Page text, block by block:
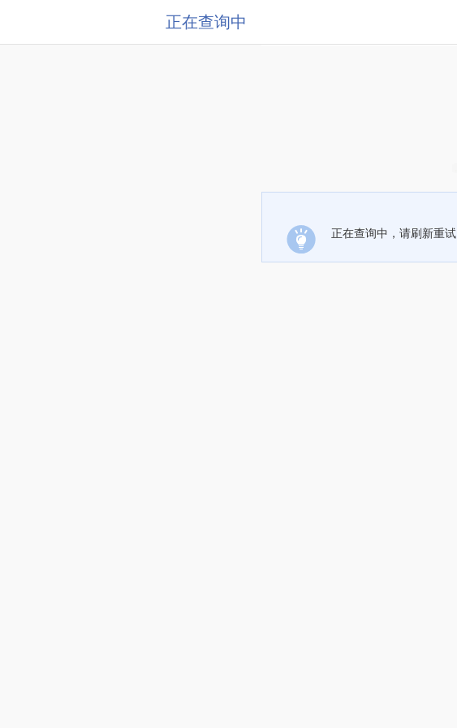
正在查询中
正在查询中，请刷新重试